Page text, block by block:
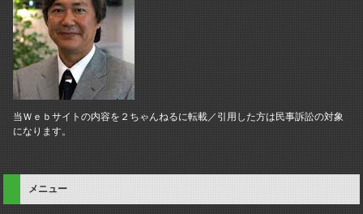
当Ｗｅｂサイトの内容を２ちゃんねるに転載／引用した方は民事訴訟の対象
になります。
メニュー